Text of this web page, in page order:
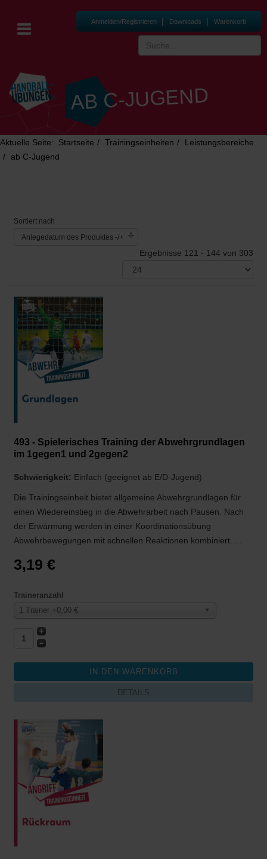
Anmelden/Registrieren | Downloads | Warenkorb
AB C-JUGEND
Aktuelle Seite: Startseite Trainingseinheiten
Leistungsbereiche
ab C-Jugend
Sortiert nach
Anlegedatum des Produktes -/+
Ergebnisse 121 - 144 von 303
493 - Spielerisches Training der Abwehrgrundlagen
im 1gegen1 und 2gegen2
Schwierigkeit: Einfach (geeignet ab E/D-Jugend)
Die Trainingseinheit bietet allgemeine Abwehrgrundlagen für
einen Wiedereinstieg in die Abwehrarbeit nach Pausen. Nach
der Erwärmung werden in einer Koordinationsübung
Abwehrbewegungen mit schnellen Reaktionen kombiniert. ...
3,19 €
Traineranzahl
1 Trainer +0,00 €
DETAILS